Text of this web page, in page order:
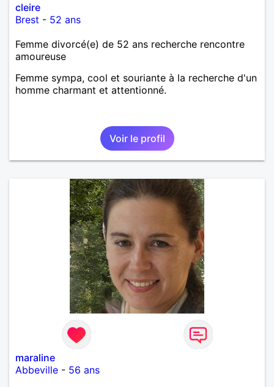
cleire
Brest - 52 ans
Femme divorcé(e) de 52 ans recherche rencontre
amoureuse
Femme sympa, cool et souriante à la recherche d'un
homme charmant et attentionné.
Voir le profil
maraline
Abbeville - 56 ans